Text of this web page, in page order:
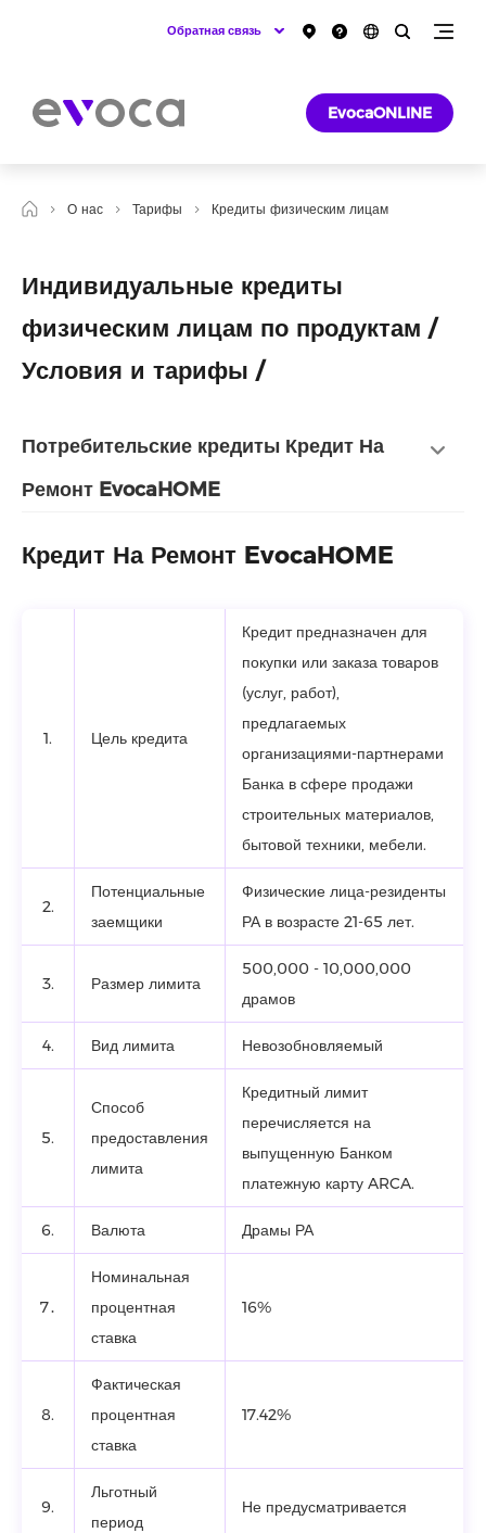
Обратная связь
EvocaONLINE
О нас Тарифы Кредиты физическим лицам
Индивидуальные кредиты
физическим лицам по продуктам /
Условия и тарифы /
Потребительские кредиты Кредит На
Ремонт EvocaHOME
Кредит На Ремонт EvocaHOME
1. Цель кредита
Кредит предназначен для
покупки или заказа товаров
(услуг, работ),
предлагаемых
организациями-партнерами
Банка в сфере продажи
строительных материалов,
бытовой техники, мебели.
2.
Потенциальные
заемщики
Физические лица-резиденты
РА в возрасте 21-65 лет.
3. Размер лимита
500,000 - 10,000,000
драмов
4. Вид лимита Невозобновляемый
5.
Способ
предоставления
лимита
Кредитный лимит
перечисляется на
выпущенную Банком
платежную карту ARCA.
6. Валюта Драмы РА
7․
Номинальная
процентная
ставка
16%
8.
Фактическая
процентная
ставка
17.42%
9.
Льготный
период
Не предусматривается